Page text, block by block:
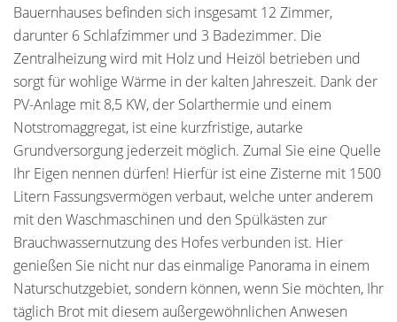
Bauernhauses befinden sich insgesamt 12 Zimmer,
darunter 6 Schlafzimmer und 3 Badezimmer. Die
Zentralheizung wird mit Holz und Heizöl betrieben und
sorgt für wohlige Wärme in der kalten Jahreszeit. Dank der
PV-Anlage mit 8,5 KW, der Solarthermie und einem
Notstromaggregat, ist eine kurzfristige, autarke
Grundversorgung jederzeit möglich. Zumal Sie eine Quelle
Ihr Eigen nennen dürfen! Hierfür ist eine Zisterne mit 1500
Litern Fassungsvermögen verbaut, welche unter anderem
mit den Waschmaschinen und den Spülkästen zur
Brauchwassernutzung des Hofes verbunden ist. Hier
genießen Sie nicht nur das einmalige Panorama in einem
Naturschutzgebiet, sondern können, wenn Sie möchten, Ihr
täglich Brot mit diesem außergewöhnlichen Anwesen